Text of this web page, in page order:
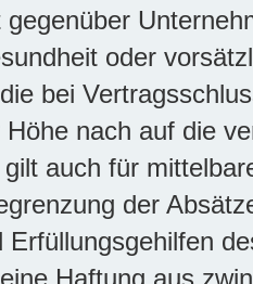
gegenüber
oder
bei
nach auf die
auch für
der
Erfüllungsgehilfen